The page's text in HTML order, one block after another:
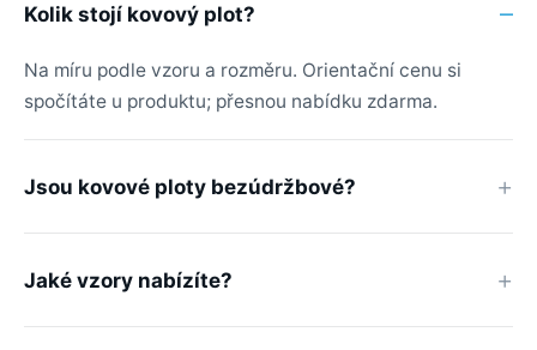
Kolik stojí kovový plot?
Na míru podle vzoru a rozměru. Orientační cenu si
spočítáte u produktu; přesnou nabídku zdarma.
Jsou kovové ploty bezúdržbové?
Jaké vzory nabízíte?